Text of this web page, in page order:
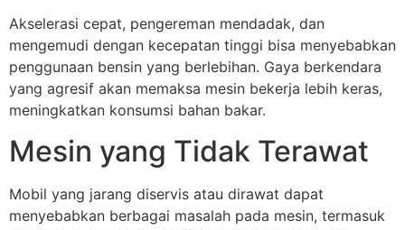
Akselerasi cepat, pengereman mendadak, dan
mengemudi dengan kecepatan tinggi bisa menyebabkan
penggunaan bensin yang berlebihan. Gaya berkendara
yang agresif akan memaksa mesin bekerja lebih keras,
meningkatkan konsumsi bahan bakar.
Mesin yang Tidak Terawat
Mobil yang jarang diservis atau dirawat dapat
menyebabkan berbagai masalah pada mesin, termasuk